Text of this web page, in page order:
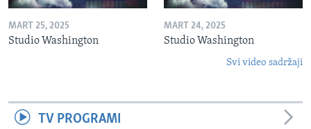
MART 25, 2025
Studio Washington
MART 24, 2025
Studio Washington
Svi video sadržaji
TV PROGRAMI